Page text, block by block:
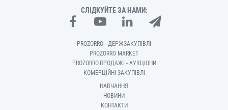
СЛІДКУЙТЕ ЗА НАМИ:
PROZORRO - ДЕРЖЗАКУПІВЛІ
PROZORRO MARKET
PROZORRO.ПРОДАЖІ - АУКЦІОНИ
КОМЕРЦІЙНІ ЗАКУПІВЛІ
НАВЧАННЯ
НОВИНИ
КОНТАКТИ